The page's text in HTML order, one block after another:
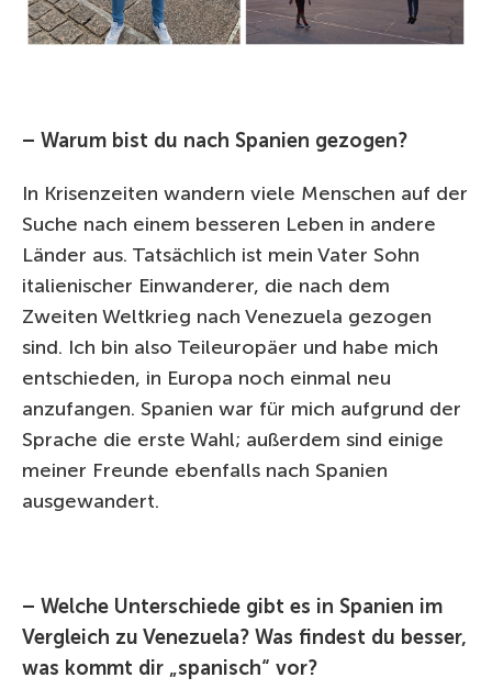
– Warum bist du nach Spanien gezogen?
In Krisenzeiten wandern viele Menschen auf der
Suche nach einem besseren Leben in andere
Länder aus. Tatsächlich ist mein Vater Sohn
italienischer Einwanderer, die nach dem
Zweiten Weltkrieg nach Venezuela gezogen
sind. Ich bin also Teileuropäer und habe mich
entschieden, in Europa noch einmal neu
anzufangen. Spanien war für mich aufgrund der
Sprache die erste Wahl; außerdem sind einige
meiner Freunde ebenfalls nach Spanien
ausgewandert.
– Welche Unterschiede gibt es in Spanien im
Vergleich zu Venezuela? Was findest du besser,
was kommt dir „spanisch“ vor?